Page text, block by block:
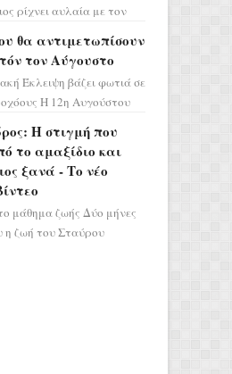
ρίχνει αυλαία με τον
τω...
θα αντιμετωπίσουν
τον Αύγουστο
Έκλειψη βάζει φωτιά σε
Η 12η Αυγούστου
Η στιγμή που
το αμαξίδιο και
ξανά - Το νέο
μάθημα ζωής Δύο μήνες
η ζωή του Σταύρου